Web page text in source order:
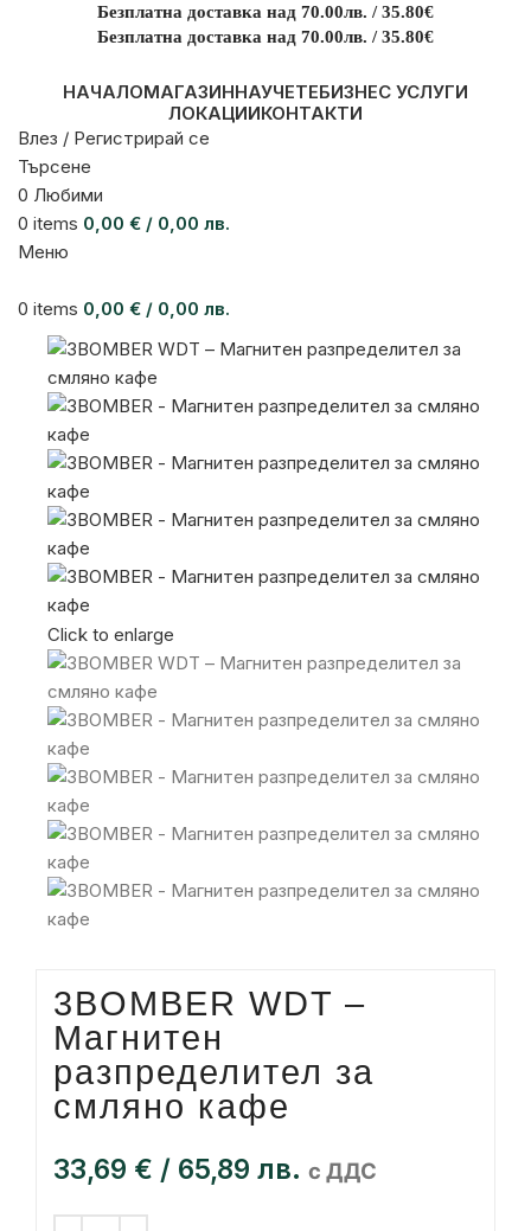
Безплатна доставка над 70.00лв. / 35.80€
Безплатна доставка над 70.00лв. / 35.80€
НАЧАЛОМАГАЗИННАУЧЕТЕБИЗНЕС УСЛУГИ
ЛОКАЦИИКОНТАКТИ
Влез / Регистрирай се
Търсене
0 Любими
0 items 0,00 € / 0,00 лв.
Меню
0 items 0,00 € / 0,00 лв.
Click to enlarge
3BOMBER WDT –
Магнитен
разпределител за
смляно кафе
33,69 € / 65,89 лв. с ДДС